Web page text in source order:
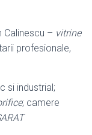
Calinescu – vitrine
profesionale,
si industrial;
; camere